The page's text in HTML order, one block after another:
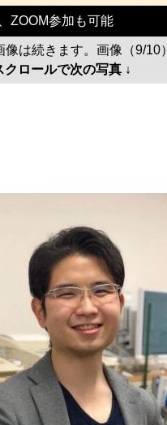
ZOOM参加も可能
像は続きます。画像（9/10）
クロールで次の写真 ↓